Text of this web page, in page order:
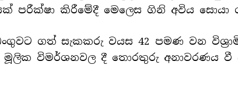
පරීක්ෂා කිරීමේදී මෙලෙස ගිනි අවිය සොයා
ගත් සැකකරු වයස 42 පමණ වන
මූලික විමර්ශනවල දී තොරතුරු අනාවරණය